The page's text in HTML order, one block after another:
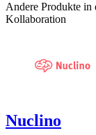
Andere Produkte in
Kollaboration
Nuclino